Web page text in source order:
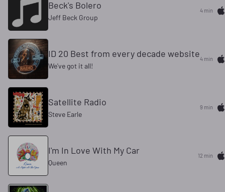
Beck's Bolero
Jeff Beck Group
4 min
ID 20 Best from every decade website
We've got it all!
4 min
Satellite Radio
Steve Earle
9 min
I'm In Love With My Car
Queen
12 min